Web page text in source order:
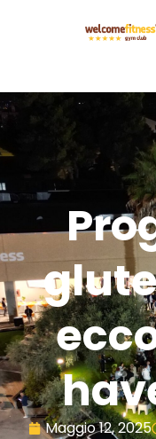
Maggio 12, 2025